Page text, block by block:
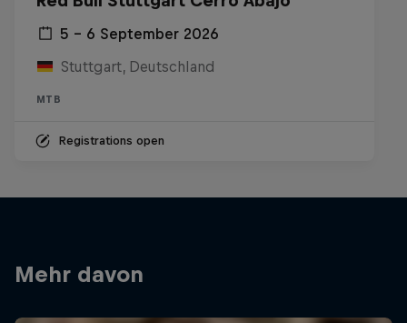
5 – 6 September 2026
Stuttgart, Deutschland
MTB
Registrations open
Mehr davon